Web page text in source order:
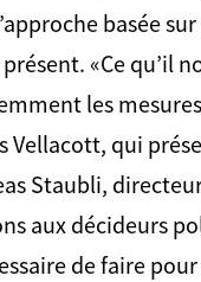
basée
présent. «Ce qu’il
les
Vellacott, qui
Staubli,
aux décideurs
de faire